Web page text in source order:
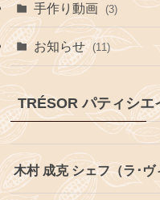
手作り動画 (3)
お知らせ (11)
TRÉSOR パティシエ
木村 成克 シェフ（ラ･ヴ